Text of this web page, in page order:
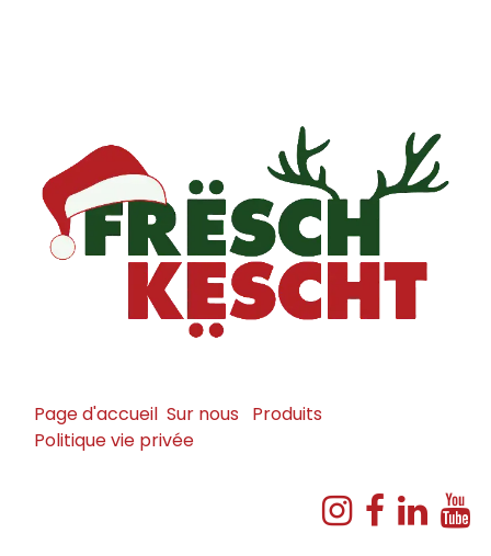
Page d'accueil Sur nous
Produits
Politique vie privée